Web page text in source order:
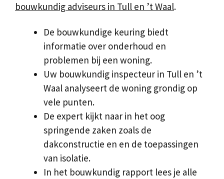
bouwkundig adviseurs in Tull en ’t Waal.
De bouwkundige keuring biedt
informatie over onderhoud en
problemen bij een woning.
Uw bouwkundig inspecteur in Tull en ’t
Waal analyseert de woning grondig op
vele punten.
De expert kijkt naar in het oog
springende zaken zoals de
dakconstructie en en de toepassingen
van isolatie.
In het bouwkundig rapport lees je alle